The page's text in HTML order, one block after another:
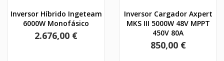
Inversor Híbrido Ingeteam
6000W Monofásico
Precio
2.676,00 €
Inversor Cargador Axpert
MKS III 5000W 48V MPPT
450V 80A
Precio
850,00 €